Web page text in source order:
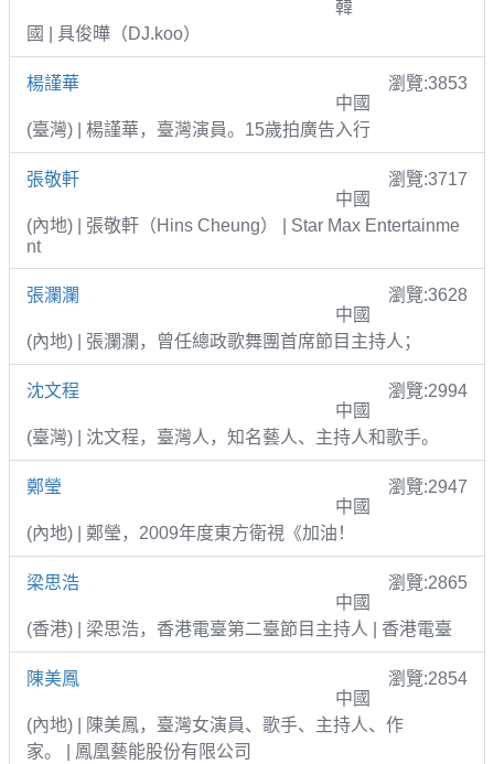
韓
國 | 具俊曄（DJ.koo）
楊謹華
瀏覽:3853
中國
(臺灣) | 楊謹華，臺灣演員。15歲拍廣告入行
張敬軒
瀏覽:3717
中國
(內地) | 張敬軒（Hins Cheung） | Star Max Entertainme
nt
張瀾瀾
瀏覽:3628
中國
(內地) | 張瀾瀾，曾任總政歌舞團首席節目主持人；
沈文程
瀏覽:2994
中國
(臺灣) | 沈文程，臺灣人，知名藝人、主持人和歌手。
鄭瑩
瀏覽:2947
中國
(內地) | 鄭瑩，2009年度東方衛視《加油！
梁思浩
瀏覽:2865
中國
(香港) | 梁思浩，香港電臺第二臺節目主持人 | 香港電臺
陳美鳳
瀏覽:2854
中國
(內地) | 陳美鳳，臺灣女演員、歌手、主持人、作
家。 | 鳳凰藝能股份有限公司